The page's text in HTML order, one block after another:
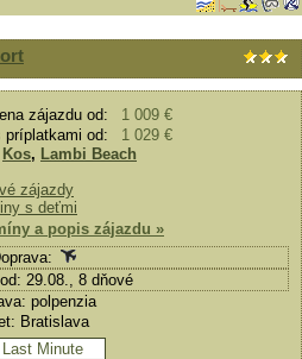
zájazdu od:
1 009 €
príplatkami od:
1 029 €
Kos, Lambi Beach
zájazdy
s deťmi
a popis zájazdu »
29.08., 8 dňové
polpenzia
Bratislava
Last Minute